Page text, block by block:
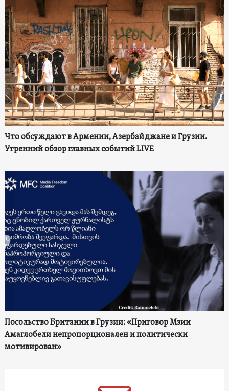
Что обсуждают в Армении, Азербайджане и Грузии.
Утренний обзор главных событий LIVE
Посольство Британии в Грузии: «Приговор Мзии
Амаглобели непропорционален и политически
мотивирован»